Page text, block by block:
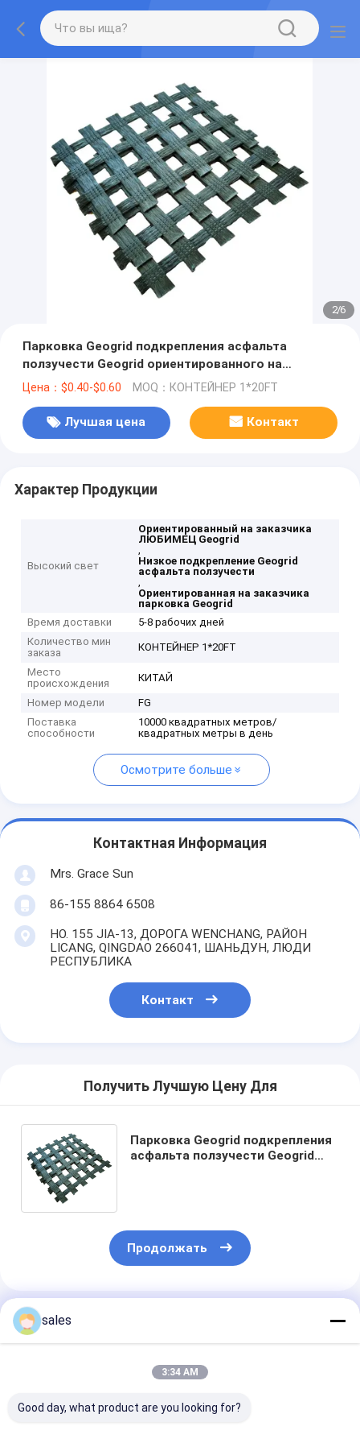
2/6
Парковка Geogrid подкрепления асфальта
ползучести Geogrid ориентированного на
заказчика ЛЮБИМЦА низкая
Цена：$0.40-$0.60 MOQ：КОНТЕЙНЕР 1*20FT
Лучшая цена Контакт
Характер Продукции
Высокий свет
Ориентированный на заказчика
ЛЮБИМЕЦ Geogrid
,
Низкое подкрепление Geogrid
асфальта ползучести
,
Ориентированная на заказчика
парковка Geogrid
Время доставки
5-8 рабочих дней
Количество мин
заказа
КОНТЕЙНЕР 1*20FT
Место
происхождения
КИТАЙ
Номер модели
FG
Поставка
способности
10000 квадратных метров/
квадратных метры в день
Осмотрите больше
Контактная Информация
Mrs. Grace Sun
86-155 8864 6508
НО. 155 JIA-13, ДОРОГА WENCHANG, РАЙОН
LICANG, QINGDAO 266041, ШАНЬДУН, ЛЮДИ
РЕСПУБЛИКА
Контакт
Получить Лучшую Цену Для
Парковка Geogrid подкрепления
асфальта ползучести Geogrid
Продолжать
Порекомендованные Продукты
sales
3:34 AM
Good day, what product are you looking for?